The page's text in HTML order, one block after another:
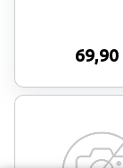
69,90